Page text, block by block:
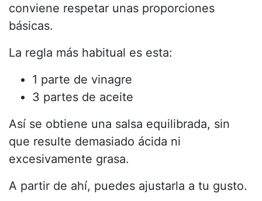
conviene respetar unas proporciones
básicas.
La regla más habitual es esta:
1 parte de vinagre
3 partes de aceite
Así se obtiene una salsa equilibrada, sin
que resulte demasiado ácida ni
excesivamente grasa.
A partir de ahí, puedes ajustarla a tu gusto.